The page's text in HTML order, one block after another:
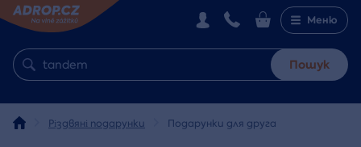
Меню
Пошук
Різдвяні подарунки Подарунки для друга